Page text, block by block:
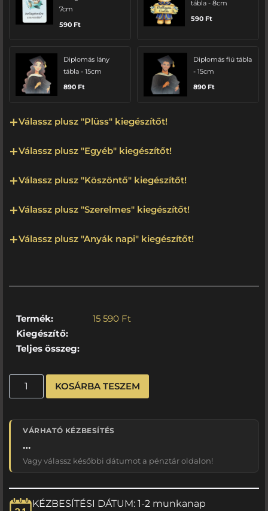
7cm
590 Ft
tábla - 8cm
590 Ft
Diplomás lány
tábla - 15cm
890 Ft
Diplomás fiú tábla
- 15cm
890 Ft
Válassz plusz "Plüss" kiegészítőt!
Válassz plusz "Egyéb" kiegészítőt!
Válassz plusz "Köszöntő" kiegészítőt!
Válassz plusz "Szerelmes" kiegészítőt!
Válassz plusz "Anyák napi" kiegészítőt!
Termék: 15 590 Ft
Kiegészítő:
Teljes összeg:
KOSÁRBA TESZEM
VÁRHATÓ KÉZBESÍTÉS
…
Vagy válassz későbbi dátumot a pénztár oldalon!
KÉZBESÍTÉSI DÁTUM: 1-2 munkanap